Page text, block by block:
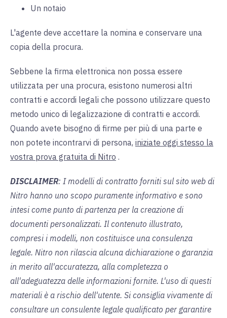
Un notaio
L'agente deve accettare la nomina e conservare una
copia della procura.
Sebbene la firma elettronica non possa essere
utilizzata per una procura, esistono numerosi altri
contratti e accordi legali che possono utilizzare questo
metodo unico di legalizzazione di contratti e accordi.
Quando avete bisogno di firme per più di una parte e
non potete incontrarvi di persona, iniziate oggi stesso la
vostra prova gratuita di Nitro .
DISCLAIMER: I modelli di contratto forniti sul sito web di
Nitro hanno uno scopo puramente informativo e sono
intesi come punto di partenza per la creazione di
documenti personalizzati. Il contenuto illustrato,
compresi i modelli, non costituisce una consulenza
legale. Nitro non rilascia alcuna dichiarazione o garanzia
in merito all'accuratezza, alla completezza o
all'adeguatezza delle informazioni fornite. L'uso di questi
materiali è a rischio dell'utente. Si consiglia vivamente di
consultare un consulente legale qualificato per garantire